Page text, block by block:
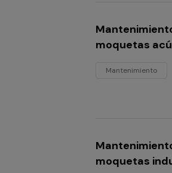
moquetas
Mantenimiento
moquetas